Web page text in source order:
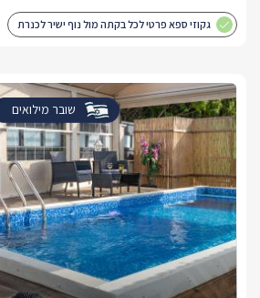
גקוזי ספא פרטי לכל בקתה מול נוף ישיר לכנרת
שובר מילואים